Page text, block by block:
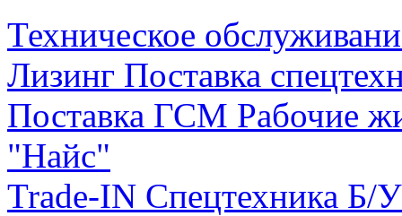
Техническое
Лизинг Поставка
Поставка ГСМ Рабочие
"Найс"
Trade-IN Спецтехника Б/У